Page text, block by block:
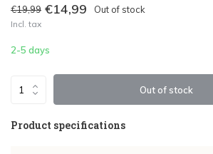
€19,99 €14,99 Out of stock
Incl. tax
2-5 days
Out of stock
Product specifications